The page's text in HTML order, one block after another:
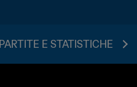
PARTITE E STATISTICHE